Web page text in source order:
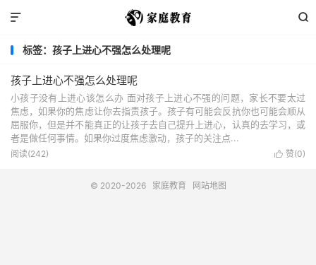


标签：孩子上进心不强怎么处理呢
孩子上进心不强怎么处理呢
小孩子没有上进心该怎么办 面对孩子上进心不强的问题，家长不要太过
焦虑，如果你的焦虑让你去指责孩子。孩子有可能会反抗你也可能会顺从
屈服你，但是并不能真正的让孩子去自己提升上进心，认真的去学习，或
者是做任何事情。如果你过度焦虑激动，孩子的关注点...
 赞(0)
阅读(242)
© 2020-2026 家庭教育 网站地图